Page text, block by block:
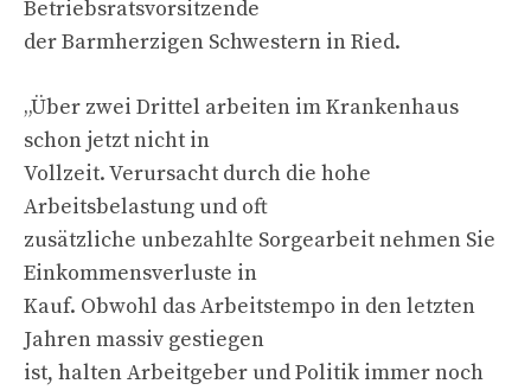
Betriebsratsvorsitzende
der Barmherzigen Schwestern in Ried.
„Über zwei Drittel arbeiten im Krankenhaus
schon jetzt nicht in
Vollzeit. Verursacht durch die hohe
Arbeitsbelastung und oft
zusätzliche unbezahlte Sorgearbeit nehmen Sie
Einkommensverluste in
Kauf. Obwohl das Arbeitstempo in den letzten
Jahren massiv gestiegen
ist, halten Arbeitgeber und Politik immer noch